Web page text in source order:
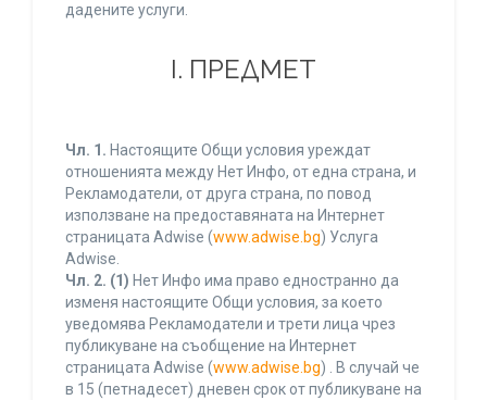
дадените услуги.
І. ПРЕДМЕТ
Чл. 1. Настоящите Общи условия уреждат
отношенията между Нет Инфо, от една страна, и
Рекламодатели, от друга страна, по повод
използване на предоставяната на Интернет
страницата Adwise (www.adwise.bg) Услуга
Adwise.
Чл. 2. (1) Нет Инфо има право едностранно да
изменя настоящите Общи условия, за което
уведомява Рекламодатели и трети лица чрез
публикуване на съобщение на Интернет
страницата Adwise (www.adwise.bg) . В случай че
в 15 (петнадесет) дневен срок от публикуване на